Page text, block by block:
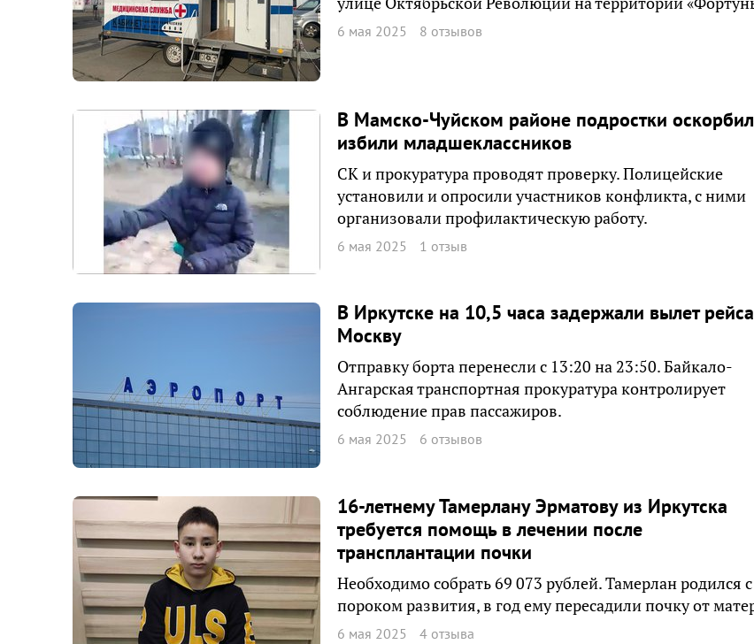
6 мая 2025 8 отзывов
В Мамско-Чуйском районе подростки
избили младшеклассников
СК и прокуратура проводят проверку. Полицейские
установили и опросили участников конфликта, с ними
организовали профилактическую работу.
6 мая 2025 1 отзыв
В Иркутске на 10,5 часа задержали вылет
Москву
Отправку борта перенесли с 13:20 на 23:50. Байкало-
Ангарская транспортная прокуратура контролирует
соблюдение прав пассажиров.
6 мая 2025 6 отзывов
16-летнему Тамерлану Эрматову из Иркутска
требуется помощь в лечении после
трансплантации почки
Необходимо собрать 69 073 рублей. Тамерлан родился с
пороком развития, в год ему пересадили почку от
6 мая 2025 4 отзыва